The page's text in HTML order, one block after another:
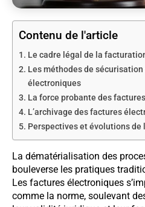
Contenu de l'article
Le cadre légal de la
Les méthodes de
électroniques
La force probante des
L’archivage des factures
Perspectives et évolutions
La dématérialisation des
bouleverse les pratiques
Les factures électroniques
comme la norme, soulevant